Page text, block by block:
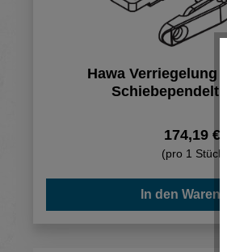
Hawa Verriegelung
174,19 €*
(pro 1 Stück)
In den